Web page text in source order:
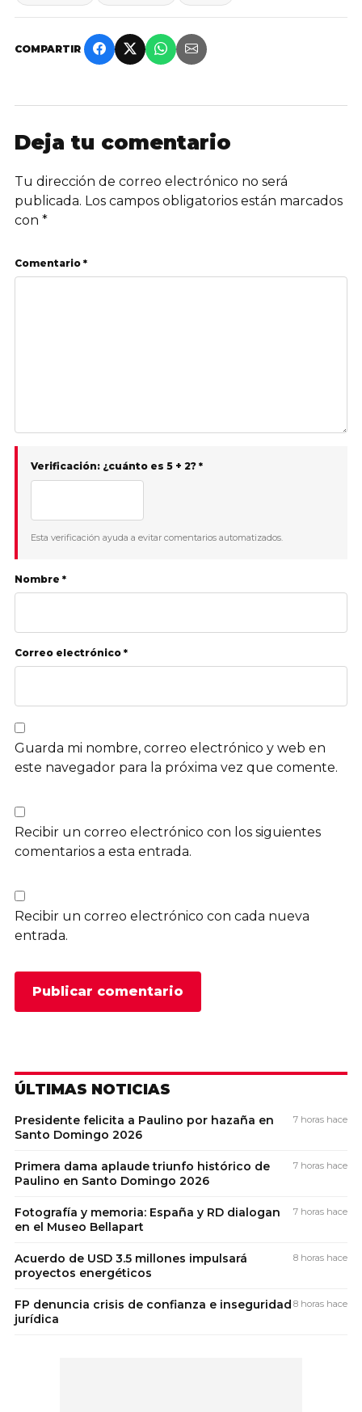
COMPARTIR
Deja tu comentario
Tu dirección de correo electrónico no será
publicada. Los campos obligatorios están marcados
con *
Comentario *
Verificación: ¿cuánto es 5 + 2? *
Esta verificación ayuda a evitar comentarios automatizados.
Nombre *
Correo electrónico *
Guarda mi nombre, correo electrónico y web en
este navegador para la próxima vez que comente.
Recibir un correo electrónico con los siguientes
comentarios a esta entrada.
Recibir un correo electrónico con cada nueva
entrada.
ÚLTIMAS NOTICIAS
Presidente felicita a Paulino por hazaña en
Santo Domingo 2026
7 horas hace
Primera dama aplaude triunfo histórico de
Paulino en Santo Domingo 2026
7 horas hace
Fotografía y memoria: España y RD dialogan
en el Museo Bellapart
7 horas hace
Acuerdo de USD 3.5 millones impulsará
proyectos energéticos
8 horas hace
FP denuncia crisis de confianza e inseguridad
jurídica
8 horas hace